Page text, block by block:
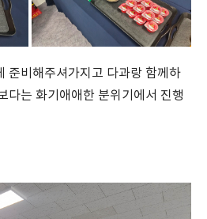
준비해주셔가지고 다과랑 함께하
다는 화기애애한 분위기에서 진행